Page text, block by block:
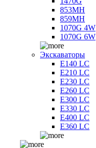
853MH
859MH
1070G 4W
1070G 6W
Экскаваторы
E140 LC
E210 LC
E230 LC
E260 LC
E300 LC
E330 LC
E400 LC
E360 LC